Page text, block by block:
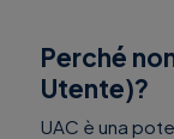
Perché
Utente)?
UAC è una